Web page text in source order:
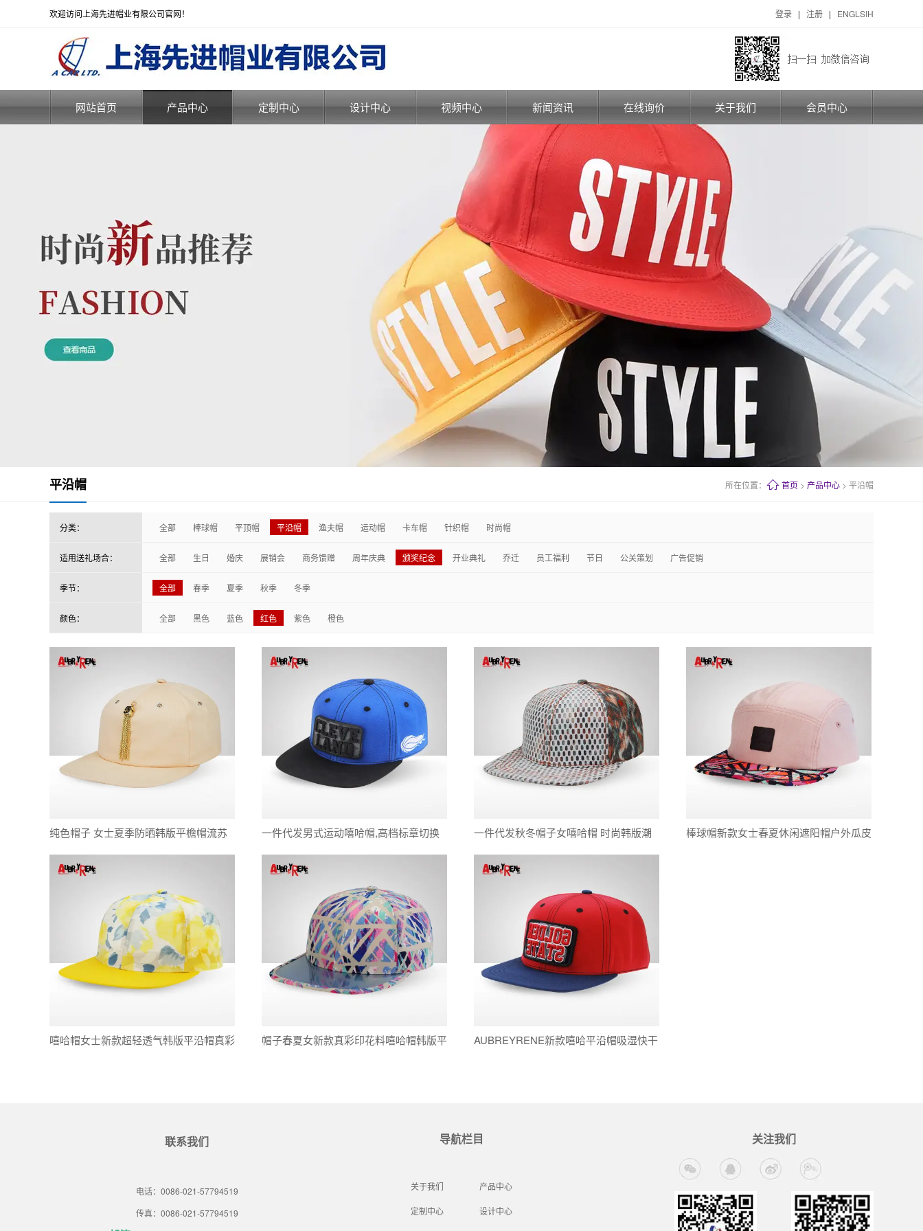
欢迎访问上海先进帽业有限公司官网！ 登录 | 注册 | ENGLSIH
网站首页 产品中心 定制中心 设计中心 视频中心 新闻资讯 在线询价 关于我们 会员中心
平沿帽 所在位置： 首页 > 产品中心 > 平沿帽
分类： 全部 棒球帽 平顶帽 平沿帽 渔夫帽 运动帽 卡车帽 针织帽 时尚帽
适用送礼场合： 全部 生日 婚庆 展销会 商务馈赠 周年庆典 颁奖纪念 开业典礼 乔迁 员工福利 节日 公关策划 广告促销
季节： 全部 春季 夏季 秋季 冬季
颜色： 全部 黑色 蓝色 红色 紫色 橙色
纯色帽子 女士夏季防晒韩版平檐帽流苏
一件代发男式运动嘻哈帽,高档标章切换
一件代发秋冬帽子女嘻哈帽 时尚韩版潮
棒球帽新款女士春夏休闲遮阳帽户外瓜皮
嘻哈帽女士新款超轻透气韩版平沿帽真彩
帽子春夏女新款真彩印花料嘻哈帽韩版平
AUBREYRENE新款嘻哈平沿帽吸湿快干
联系我们
电话：0086-021-57794519
传真：0086-021-57794519
导航栏目
关于我们 产品中心
定制中心 设计中心
关注我们